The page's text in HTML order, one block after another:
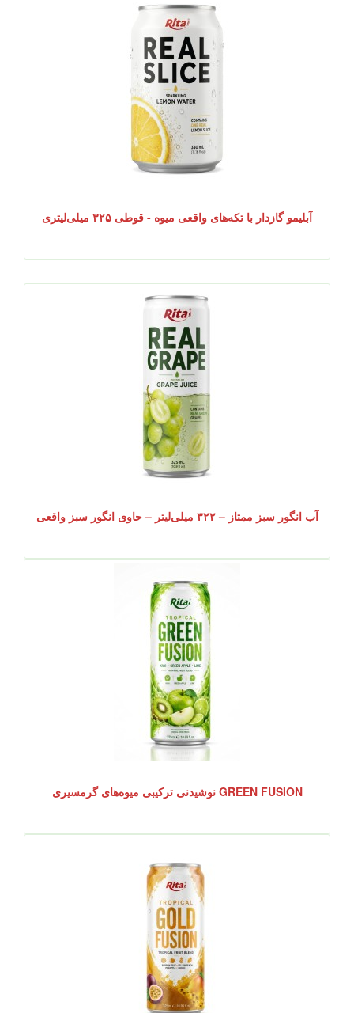
آبلیمو گازدار با تکه‌های واقعی میوه - قوطی ۳۲۵ میلی‌لیتری
آب انگور سبز ممتاز – ۳۲۲ میلی‌لیتر – حاوی انگور سبز واقعی
GREEN FUSION نوشیدنی ترکیبی میوه‌های گرمسیری